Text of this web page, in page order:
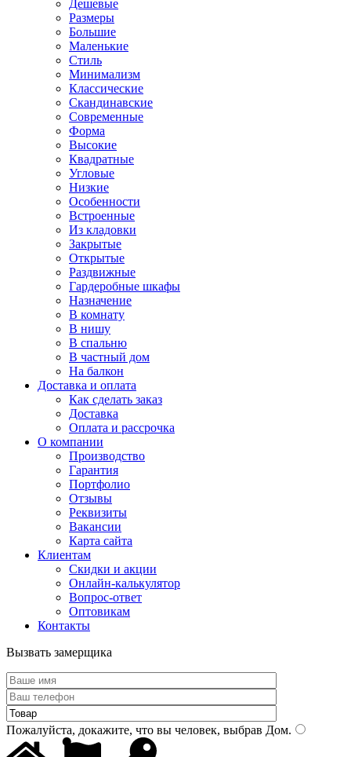
Дешевые
Размеры
Большие
Маленькие
Стиль
Минимализм
Классические
Скандинавские
Современные
Форма
Высокие
Квадратные
Угловые
Низкие
Особенности
Встроенные
Из кладовки
Закрытые
Открытые
Раздвижные
Гардеробные шкафы
Назначение
В комнату
В нишу
В спальню
В частный дом
На балкон
Доставка и оплата
Как сделать заказ
Доставка
Оплата и рассрочка
О компании
Производство
Гарантия
Портфолио
Отзывы
Реквизиты
Вакансии
Карта сайта
Клиентам
Скидки и акции
Онлайн-калькулятор
Вопрос-ответ
Оптовикам
Контакты
Вызвать замерщика
Пожалуйста, докажите, что вы человек, выбрав Дом.